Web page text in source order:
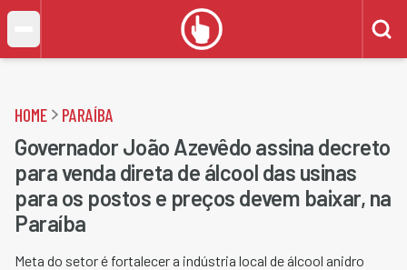
HOME PARAÍBA
Governador João Azevêdo assina decreto
para venda direta de álcool das usinas
para os postos e preços devem baixar, na
Paraíba
Meta do setor é fortalecer a indústria local de álcool anidro